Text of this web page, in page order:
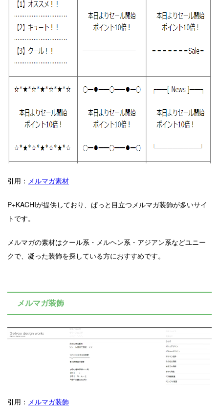
引用： メルマガ素材
P+KACHIが提供しており、ぱっと目立つメルマガ装飾が多いサイ
トです。
メルマガの素材はクール系・メルヘン系・アジアン系などユニー
クで、凝った装飾を探している方におすすめです。
メルマガ装飾
引用： メルマガ装飾